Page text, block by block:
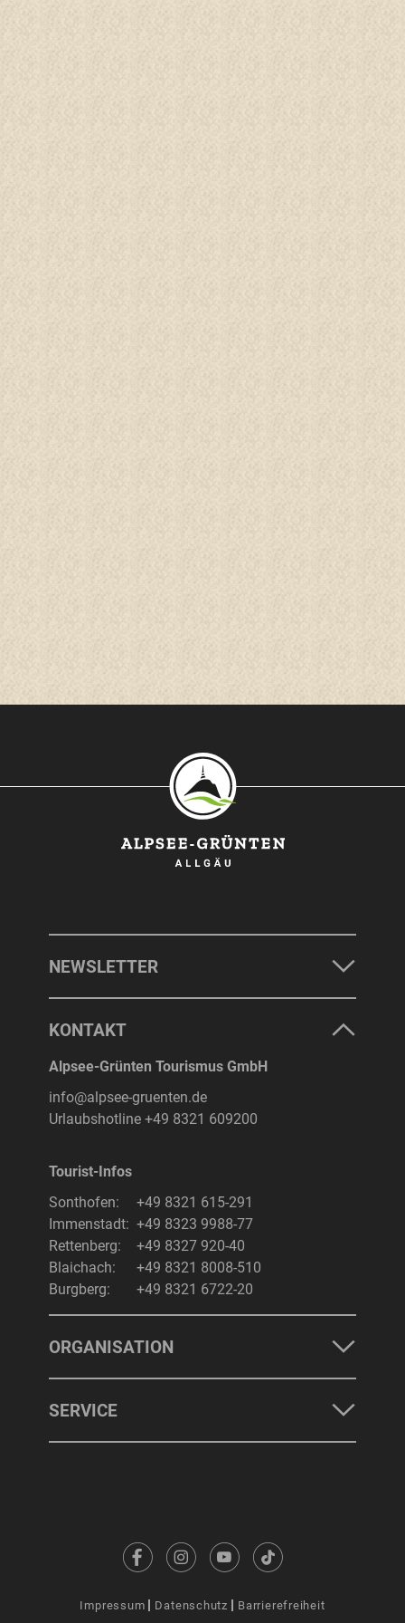
NEWSLETTER
KONTAKT
Alpsee-Grünten Tourismus GmbH
info@alpsee-gruenten.de
Urlaubshotline +49 8321 609200
Tourist-Infos
Sonthofen:
+49 8321 615-291
Immenstadt: +49 8323 9988-77
Rettenberg:
+49 8327 920-40
Blaichach:
+49 8321 8008-510
Burgberg:
+49 8321 6722-20
ORGANISATION
SERVICE
Impressum Datenschutz Barrierefreiheit